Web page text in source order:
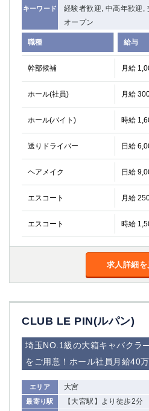
キーワード
経験者歓迎, 中高年歓迎,
オープン
職種 給与
幹部候補 月給
ホール(社員) 月給
ホール(バイト) 時給
送りドライバー 日給
ヘアメイク 日給
エスコート 月給
エスコート 時給
求人詳細を
CLUB LE PIN(ルパン)
埼玉NO.1級の大箱キャバクラ
をご用意！ホール社員月給40
エリア 大宮
最寄り駅 【大宮駅】より徒歩2分